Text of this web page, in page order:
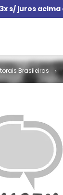
s/ juros acima
Brasileiras